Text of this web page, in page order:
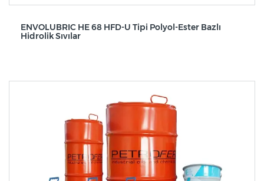
ENVOLUBRIC HE 68 HFD-U Tipi Polyol-Ester Bazlı
Hidrolik Sıvılar